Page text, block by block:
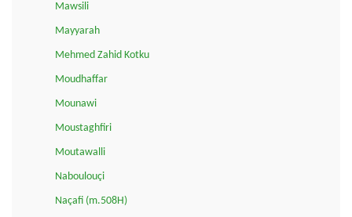
Mawsili
Mayyarah
Mehmed Zahid Kotku
Moudhaffar
Mounawi
Moustaghfiri
Moutawalli
Naboulouçi
Naçafi (m.508H)